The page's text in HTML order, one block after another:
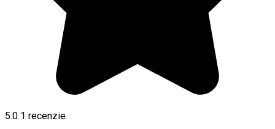
5.0 1 recenzie